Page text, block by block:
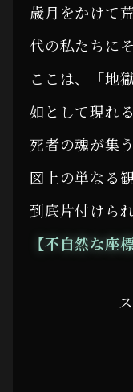
歳月をかけて
代の私たちに
ここは、「地
如として現れ
死者の魂が集
図上の単なる
到底片付けら
【不自然な座標